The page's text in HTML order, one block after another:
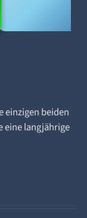
einzigen beiden
eine langjährige